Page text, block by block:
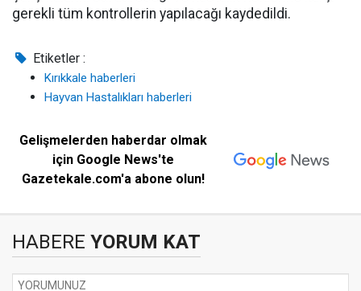
gerekli tüm kontrollerin yapılacağı kaydedildi.
Etiketler :
Kırıkkale haberleri
Hayvan Hastalıkları haberleri
Gelişmelerden haberdar olmak
için Google News'te
Gazetekale.com'a abone olun!
HABERE YORUM KAT